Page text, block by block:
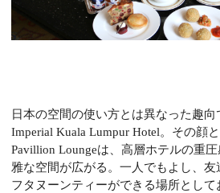
日本の空間の使い方とは異なった趣向
Imperial Kuala Lumpur Hotel。その顔
Pavillion Loungeは、高層ホテルの重
雅な空間が広がる。一人でもよし、
フタヌーンティーができる場所として